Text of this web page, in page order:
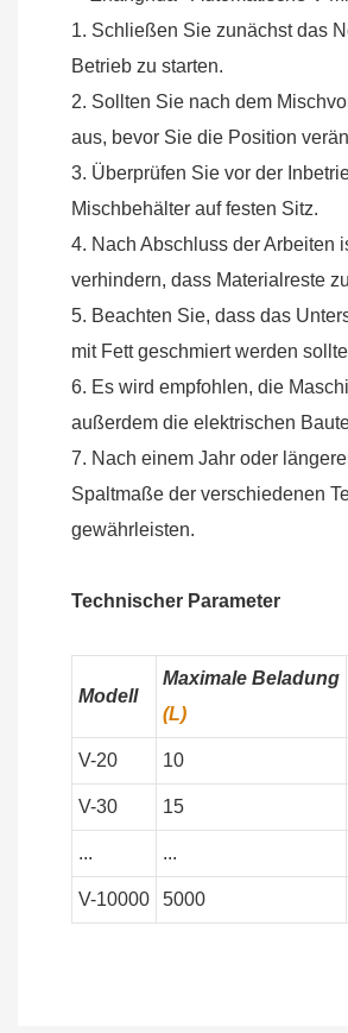
1. Schließen Sie zunächst das
Betrieb zu starten.
2. Sollten Sie nach dem
aus, bevor Sie die Position
3. Überprüfen Sie vor der
Mischbehälter auf festen Sitz.
4. Nach Abschluss der Arbeiten
verhindern, dass Materialreste
5. Beachten Sie, dass das
mit Fett geschmiert werden
6. Es wird empfohlen, die
außerdem die elektrischen
7. Nach einem Jahr oder
Spaltmaße der verschiedenen
gewährleisten.
Technischer Parameter
Modell
Maximale Beladung
(L)
V-20 10
V-30 15
... ...
V-10000 5000